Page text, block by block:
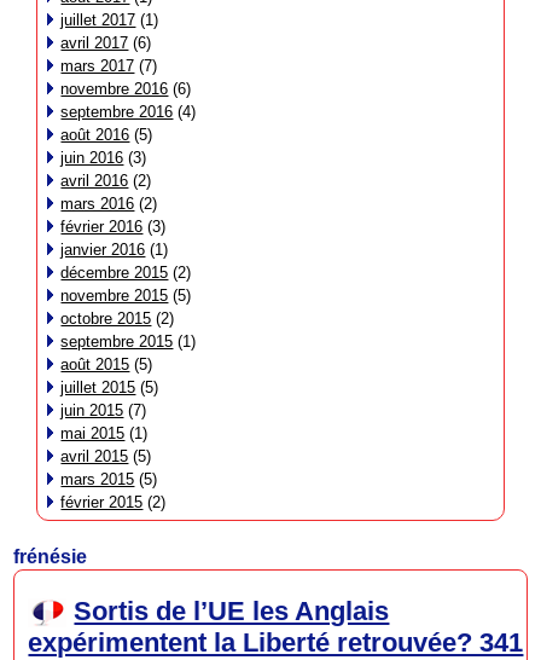
juillet 2017 (1)
avril 2017 (6)
mars 2017 (7)
novembre 2016 (6)
septembre 2016 (4)
août 2016 (5)
juin 2016 (3)
avril 2016 (2)
mars 2016 (2)
février 2016 (3)
janvier 2016 (1)
décembre 2015 (2)
novembre 2015 (5)
octobre 2015 (2)
septembre 2015 (1)
août 2015 (5)
juillet 2015 (5)
juin 2015 (7)
mai 2015 (1)
avril 2015 (5)
mars 2015 (5)
février 2015 (2)
frénésie
Sortis de l’UE les Anglais
expérimentent la Liberté retrouvée? 341